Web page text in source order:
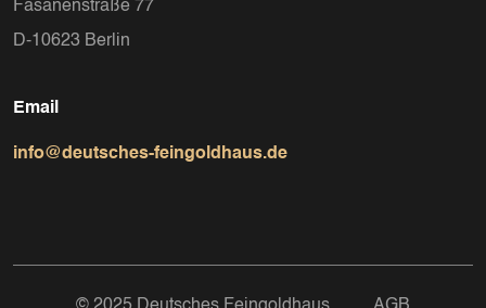
Fasanenstraße 77
D-10623 Berlin
Email
info@deutsches-feingoldhaus.de